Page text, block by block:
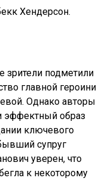
Хендерсон.
зрители подметили
главной героини
Однако авторы
эффектный образ
ключевого
супруг
уверен, что
к некоторому